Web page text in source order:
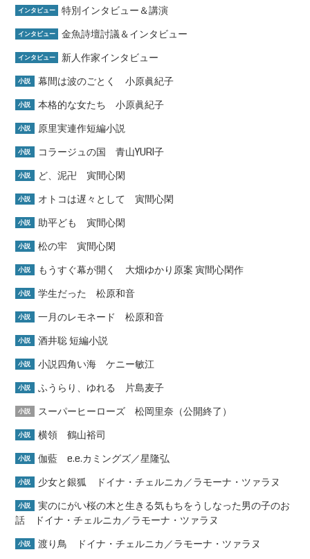
インタビュー 特別インタビュー＆講演
インタビュー 金魚詩壇討議＆インタビュー
インタビュー 新人作家インタビュー
小説 幕間は波のごとく 小原眞紀子
小説 本格的な女たち 小原眞紀子
小説 原里実連作短編小説
小説 コラージュの国 青山YURI子
小説 ど、泥卍 寅間心閑
小説 オトコは遅々として 寅間心閑
小説 助平ども 寅間心閑
小説 松の牢 寅間心閑
小説 もうすぐ幕が開く 大畑ゆかり原案 寅間心閑作
小説 学生だった 松原和音
小説 一月のレモネード 松原和音
小説 酒井聡 短編小説
小説 小説四角い海 ケニー敏江
小説 ふうらり、ゆれる 片島麦子
小説 スーパーヒーローズ 松岡里奈（公開終了）
小説 横領 鶴山裕司
小説 伽藍 e.e.カミングズ／星隆弘
小説 少女と銀狐 ドイナ・チェルニカ／ラモーナ・ツァラヌ
小説
実のにがい桜の木と生きる気もちをうしなった男の子のお
話 ドイナ・チェルニカ／ラモーナ・ツァラヌ
小説 渡り鳥 ドイナ・チェルニカ／ラモーナ・ツァラヌ